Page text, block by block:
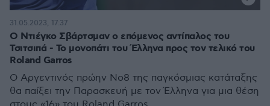
Ο Ντιέγκο Σβάρτσμαν ο επόμενος αντίπαλος του
Τσιτσιπά - Το μονοπάτι του Έλληνα προς τον τελικό του
Roland Garros
Ο Αργεντινός πρώην Νο8 της παγκόσμιας κατάταξης
θα παίξει την Παρασκευή με τον Έλληνα για μια θέση
31.05.2023, 17:37